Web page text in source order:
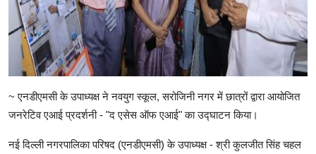
~ एनडीएमसी के उपाध्यक्ष ने नवयुग स्कूल, सरोजिनी नगर में छात्रों द्वारा आयोजित
जनरेटिव एआई प्रदर्शनी - "द एसेस ऑफ एआई" का उद्घाटन किया।
नई दिल्ली नगरपालिका परिषद (एनडीएमसी) के उपाध्यक्ष - श्री कुलजीत सिंह चहल